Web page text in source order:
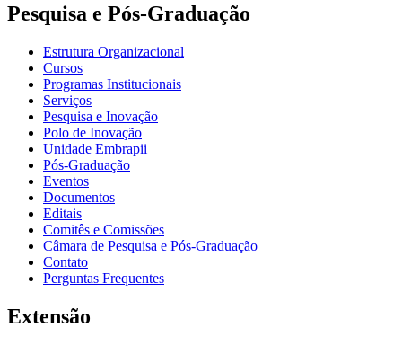
Pesquisa e Pós-Graduação
Estrutura Organizacional
Cursos
Programas Institucionais
Serviços
Pesquisa e Inovação
Polo de Inovação
Unidade Embrapii
Pós-Graduação
Eventos
Documentos
Editais
Comitês e Comissões
Câmara de Pesquisa e Pós-Graduação
Contato
Perguntas Frequentes
Extensão